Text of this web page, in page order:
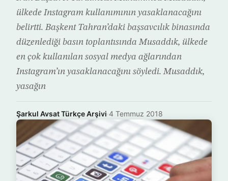
ülkede Instagram kullanımının yasaklanacağını
belirtti. Başkent Tahran’daki başsavcılık binasında
düzenlediği basın toplantısında Musaddık, ülkede
en çok kullanılan sosyal medya ağlarından
Instagram’ın yasaklanacağını söyledi. Musaddık,
yasağın
Şarkul Avsat Türkçe Arşivi·4 Temmuz 2018